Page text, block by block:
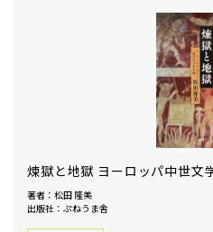
煉獄と地獄 ヨーロッパ中世文
著者：松田 隆美
出版社：ぷねうま舎